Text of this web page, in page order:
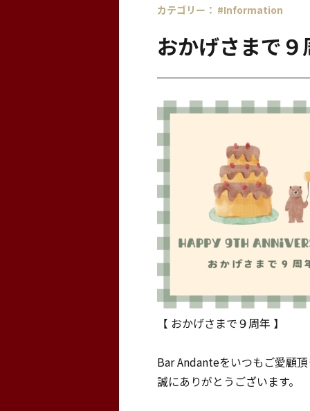
カテゴリー： #Information
おかげさまで９
【 おかげさまで９周年 】
Bar Andanteをいつもご愛顧
誠にありがとうございます。